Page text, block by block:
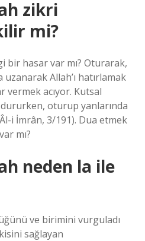
zikri
mi?
bir hasar var mı? Oturarak,
Allah’ı hatırlamak
vermek acıyor. Kutsal
dururken, oturup yanlarında
i İmrân, 3/191). Dua etmek
mı?
neden la ile
ve birimini vurguladı
sağlayan